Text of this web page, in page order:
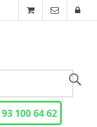
100 64 62